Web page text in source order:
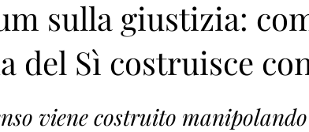
sulla giustizia:
del Sì costruisce
viene costruito